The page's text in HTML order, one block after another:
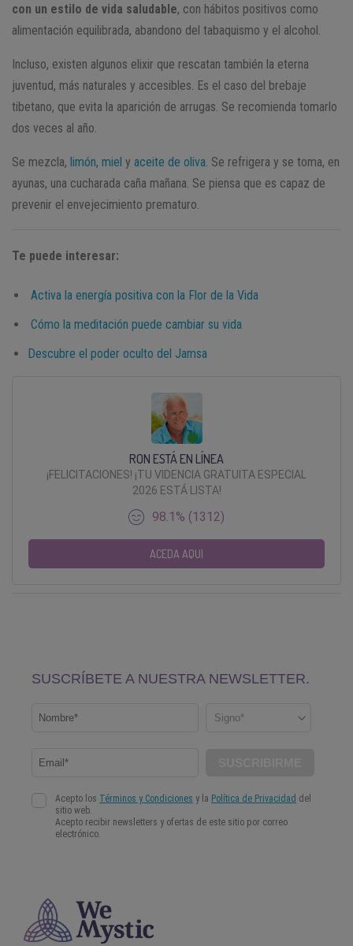
con un estilo de vida saludable, con hábitos positivos como
alimentación equilibrada, abandono del tabaquismo y el alcohol.
Incluso, existen algunos elixir que rescatan también la eterna
juventud, más naturales y accesibles. Es el caso del brebaje
tibetano, que evita la aparición de arrugas. Se recomienda tomarlo
dos veces al año.
Se mezcla, limón, miel y aceite de oliva . Se refrigera y se toma, en
ayunas, una cucharada caña mañana. Se piensa que es capaz de
prevenir el envejecimiento prematuro.
Te puede interesar:
Activa la energía positiva con la Flor de la Vida
Cómo la meditación puede cambiar su vida
Descubre el poder oculto del Jamsa
RON ESTÁ EN LÍNEA
¡FELICITACIONES! ¡TU VIDENCIA GRATUITA ESPECIAL
2026 ESTÁ LISTA!
98.1% (1312)
ACEDA AQUI